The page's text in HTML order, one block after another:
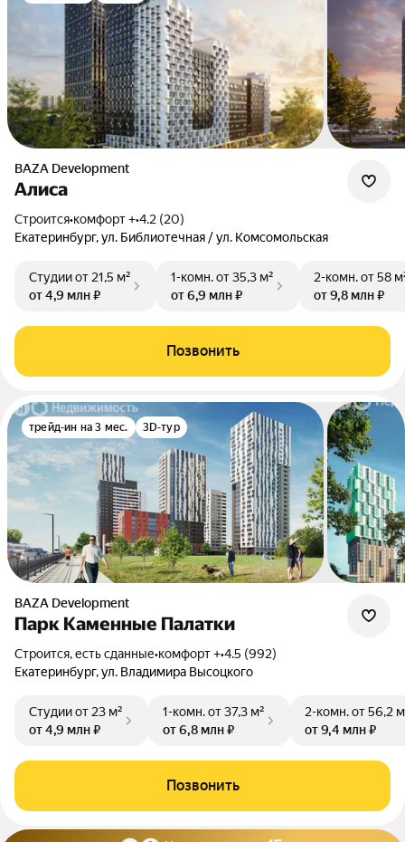
BAZA Development
Алиса
Строится•комфорт +•4.2 (20)
Екатеринбург, ул. Библиотечная / ул. Комсомольская
Студииот 21,5 м²
от 4,9 млн ₽
1-комн.от 35,3 м²
от 6,9 млн ₽
2-комн.от 58
от 9,8 млн ₽
Позвонить
трейд-ин на 3 мес. 3D-тур
BAZA Development
Парк Каменные Палатки
Строится, есть сданные•комфорт +•4.5 (992)
Екатеринбург, ул. Владимира Высоцкого
Студииот 23 м²
от 4,9 млн ₽
1-комн.от 37,3 м²
от 6,8 млн ₽
2-комн.от 56,2
от 9,4 млн ₽
Позвонить